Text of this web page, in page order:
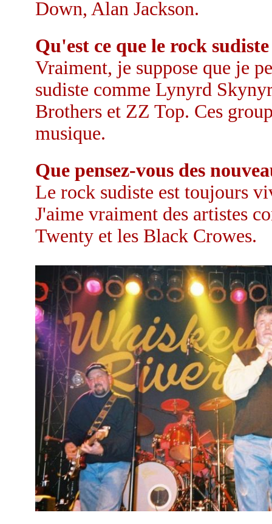
Down, Alan Jackson.
Qu'est ce que le rock
Vraiment, je suppose que je
sudiste comme Lynyrd
Brothers et ZZ Top. Ces
musique.
Que pensez-vous des
Le rock sudiste est toujours
J'aime vraiment des artistes
Twenty et les Black Crowes.